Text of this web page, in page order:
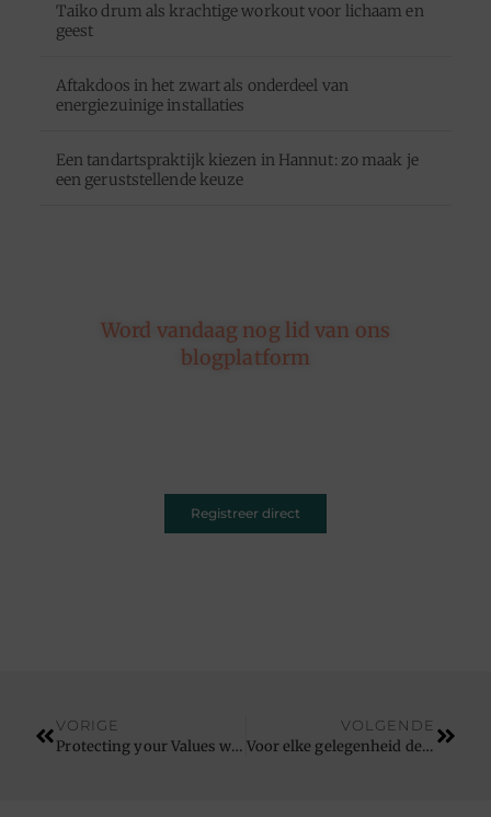
Taiko drum als krachtige workout voor lichaam en
geest
Aftakdoos in het zwart als onderdeel van
energiezuinige installaties
Een tandartspraktijk kiezen in Hannut: zo maak je
een geruststellende keuze
Word vandaag nog lid van ons
blogplatform
Registreer direct
VORIGE
Protecting your Values with Marine insurance
VOLGENDE
Voor elke gelegenheid de juiste look bij een kledingwinkel in Sint-Niklaas